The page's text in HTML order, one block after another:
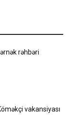
rəhbəri
vakansiyası